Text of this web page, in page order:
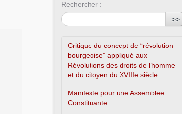
Rechercher :
>>
Critique du concept de “révolution
bourgeoise” appliqué aux
Révolutions des droits de l’homme
et du citoyen du XVIIIe siècle
Manifeste pour une Assemblée
Constituante